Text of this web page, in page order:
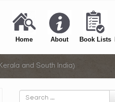
Home About Book Lists
and South India)
Search